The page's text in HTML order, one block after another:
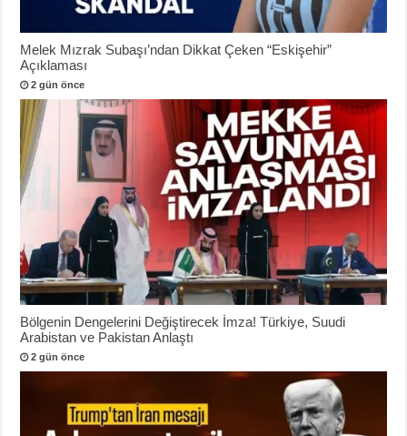
Melek Mızrak Subaşı’ndan Dikkat Çeken “Eskişehir”
Açıklaması
2 gün önce
Bölgenin Dengelerini Değiştirecek İmza! Türkiye, Suudi
Arabistan ve Pakistan Anlaştı
2 gün önce